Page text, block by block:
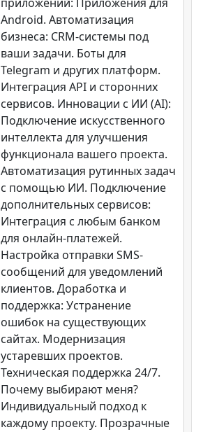
Android. Автоматизация
бизнеса: CRM-системы под
ваши задачи. Боты для
Telegram и других платформ.
Интеграция API и сторонних
сервисов. Инновации с ИИ (AI):
Подключение искусственного
интеллекта для улучшения
функционала вашего проекта.
Автоматизация рутинных задач
с помощью ИИ. Подключение
дополнительных сервисов:
Интеграция с любым банком
для онлайн-платежей.
Настройка отправки SMS-
сообщений для уведомлений
клиентов. Доработка и
поддержка: Устранение
ошибок на существующих
сайтах. Модернизация
устаревших проектов.
Техническая поддержка 24/7.
Почему выбирают меня?
Индивидуальный подход к
каждому проекту. Прозрачные